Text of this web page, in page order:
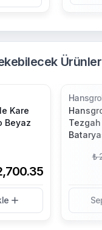
Ürünler
Kare
Beyaz
₺